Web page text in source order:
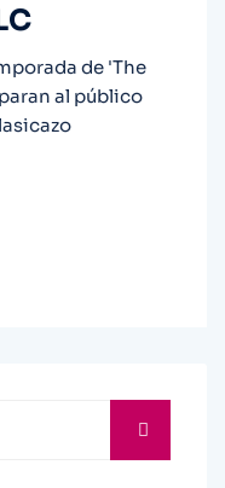
de 'The
al público